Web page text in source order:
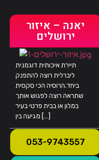
יאנה – איזור
ירושלים
תיירת איכותית דוגמנית
ליברלית רוצה להתפנק
ביחד.הרוסיה הכי סקסית
שתראה רוצה לפגוש אותך
במלון או בבית פרטי בעיר
מגיעה בין […]
053-9743557